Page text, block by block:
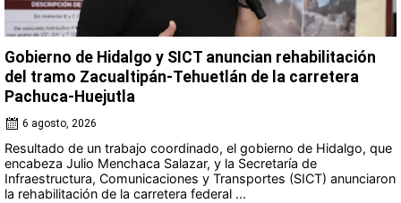
Gobierno de Hidalgo y SICT anuncian rehabilitación
del tramo Zacualtipán-Tehuetlán de la carretera
Pachuca-Huejutla
6 agosto, 2026
Resultado de un trabajo coordinado, el gobierno de Hidalgo, que
encabeza Julio Menchaca Salazar, y la Secretaría de
Infraestructura, Comunicaciones y Transportes (SICT) anunciaron
la rehabilitación de la carretera federal ...